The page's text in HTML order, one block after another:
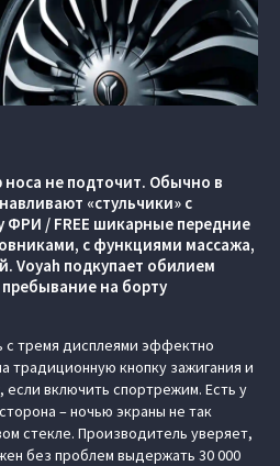
носа не подточит. Обычно в
«стульчики» с
ФРИ / FREE шикарные передние
с функциями массажа,
Voyah подкупает обилием
на борту
с тремя дисплеями эффектно
традиционную кнопку зажигания и
если включить спортрежим. Есть у
– ночью экраны не так
стекле. Производитель уверяет,
без проблем выдержать 30 000